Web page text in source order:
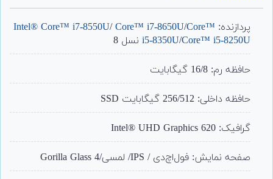
مشتری
پردازنده: Intel® Core™ i7-8550U/Core™ i7-8650U/Core™
i5-8350U/Core™ i5-8250U نسل 8
حافظه رم: 16/8 گیگابایت
حافظه داخلی: 256/512 گیگابایت SSD
گرافیک: Intel® UHD Graphics 620
صفحه نمایش: فول‌اچ‌دی / IPS/ لمسی/Gorilla Glass 4